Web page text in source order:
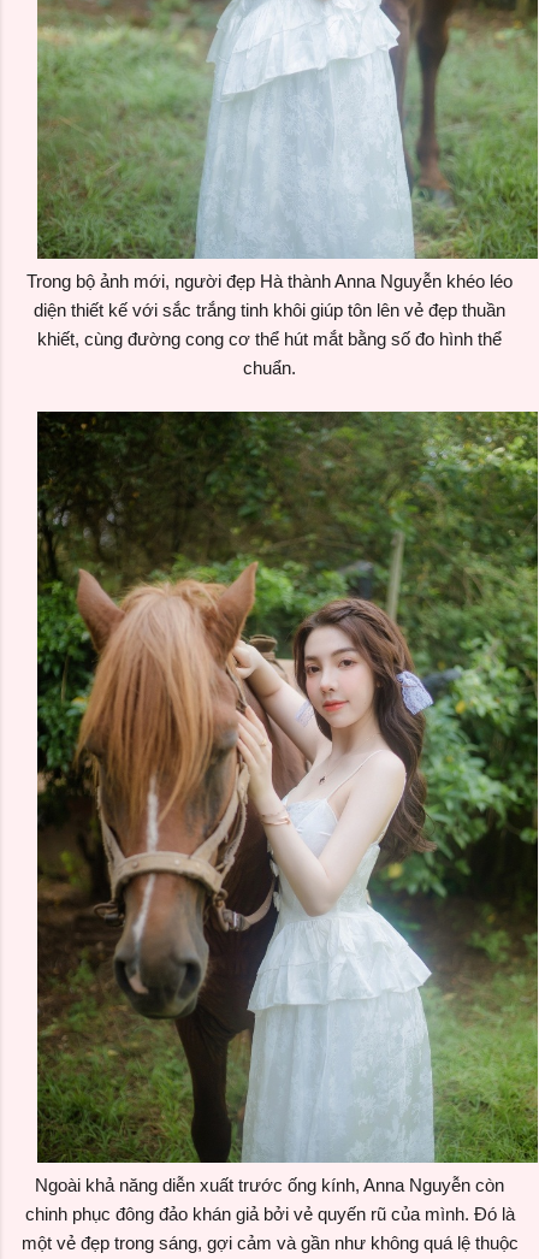
Trong bộ ảnh mới, người đẹp Hà thành Anna Nguyễn khéo léo
diện thiết kế với sắc trắng tinh khôi giúp tôn lên vẻ đẹp thuần
khiết, cùng đường cong cơ thể hút mắt bằng số đo hình thể
chuẩn.
Ngoài khả năng diễn xuất trước ống kính, Anna Nguyễn còn
chinh phục đông đảo khán giả bởi vẻ quyến rũ của mình. Đó là
một vẻ đẹp trong sáng, gợi cảm và gần như không quá lệ thuộc